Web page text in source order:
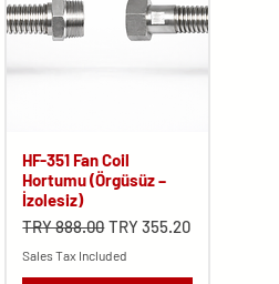
HF-351 Fan Coil
Hortumu (Örgüsüz –
İzolesiz)
Regular Price
TRY 888.00 Sale Price
TRY 355.20
Sales Tax Included